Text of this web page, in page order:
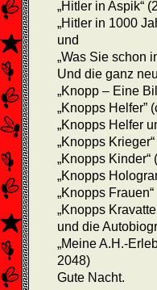
„Hitler in Aspik“
„Hitler in 1000
und
„Was Sie schon
Und die ganz
„Knopp – Eine
„Knopps Helfer”
„Knopps Helfer
„Knopps
„Knopps
„Knopps
„Knopps
„Knopps
und die
„Meine A.H.-
2048)
Gute Nacht.